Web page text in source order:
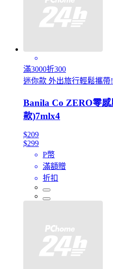
滿3000折300
迷你款 外出旅行輕鬆攜帶!
Banila Co ZERO零
款)7mlx4
$209
$299
P幣
滿額贈
折扣